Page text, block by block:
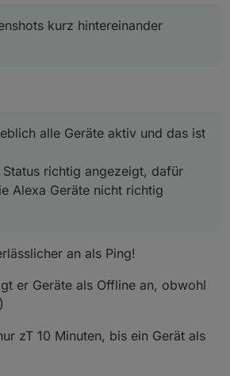
der Status richtig angezeigt, dafür kann
Alexa Geräte nicht richtig anzeigen.
Tabellen noch und hast den Fehler
kurz hintereinander
alle Geräte aktiv und das ist
richtig angezeigt, dafür
Alexa Geräte nicht richtig
an als Ping!
er Geräte als Offline an, obwohl
zT 10 Minuten, bis ein Gerät als